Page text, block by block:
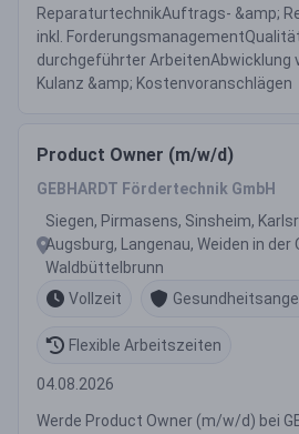
ReparaturtechnikAuftrags- &amp;
inkl.
durchgeführter ArbeitenAbwicklung
Kulanz &amp; Kostenvoranschlägen
Product Owner (m/w/d)
GEBHARDT Fördertechnik GmbH
Siegen, Pirmasens, Sinsheim,
Augsburg, Langenau, Weiden in der
Waldbüttelbrunn
Vollzeit
Flexible Arbeitszeiten
04.08.2026
Werde Product Owner (m/w/d) bei